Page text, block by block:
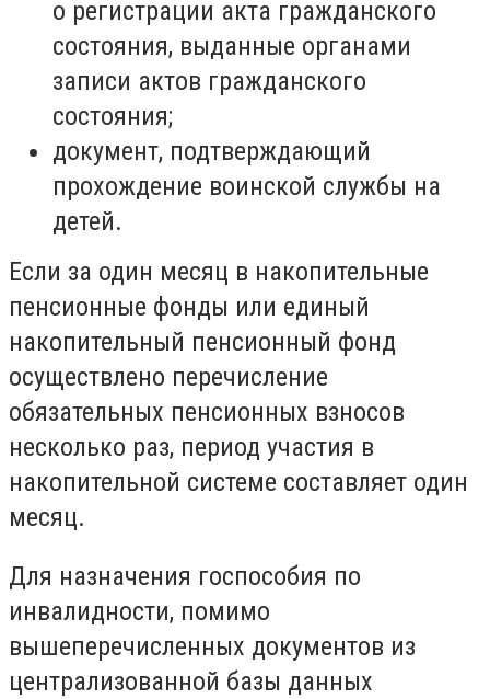
о регистрации акта гражданского
состояния, выданные органами
записи актов гражданского
состояния;
документ, подтверждающий
прохождение воинской службы на
детей.
Если за один месяц в накопительные
пенсионные фонды или единый
накопительный пенсионный фонд
осуществлено перечисление
обязательных пенсионных взносов
несколько раз, период участия в
накопительной системе составляет один
месяц.
Для назначения госпособия по
инвалидности, помимо
вышеперечисленных документов из
централизованной базы данных